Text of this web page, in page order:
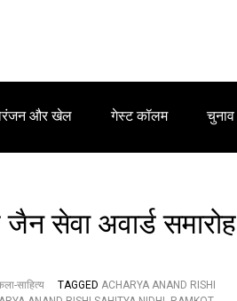
और खेल गेस्ट कॉलम चुनाव
सेवा अवार्ड समारोह
साहित्य TAGGED ACHARYA ANAND RISHI